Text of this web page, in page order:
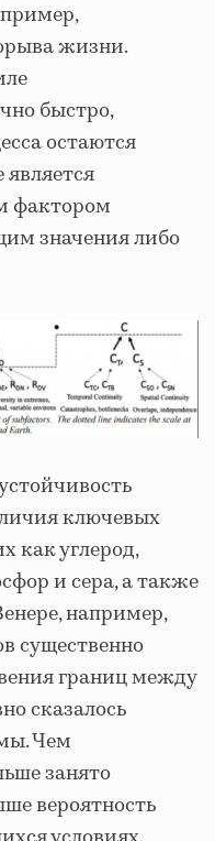
жизни.
быстро,
остаются
фактором
значения либо
ключевых
как углерод,
и сера, а также
например,
существенно
границ между
сказалось
Чем
занято
вероятность